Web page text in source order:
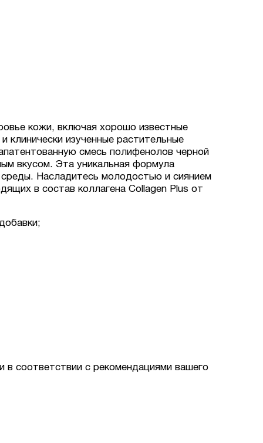
кожи, включая хорошо известные
клинически изученные растительные
смесь полифенолов черной
вкусом. Эта уникальная формула
Насладитесь молодостью и сиянием
в состав коллагена Collagen Plus от
соответствии с рекомендациями вашего